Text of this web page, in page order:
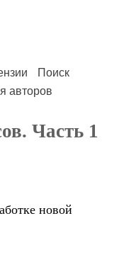
Поиск
авторов
Часть 1
новой